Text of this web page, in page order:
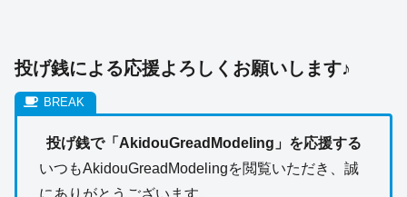
投げ銭による応援よろしくお願いします♪
投げ銭で「AkidouGreadModeling」を応援する
いつもAkidouGreadModelingを閲覧いただき、誠
にありがとうございます。